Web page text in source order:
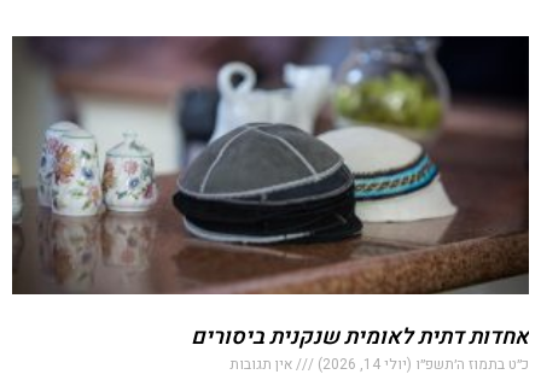
אחדות דתית לאומית שנקנית ביסורים
כ״ט בתמוז ה׳תשפ״ו (יולי 14, 2026) אין תגובות